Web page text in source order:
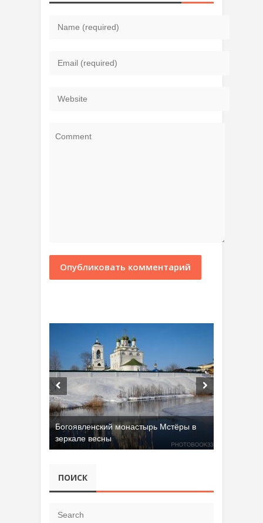
Богоявленский монастырь Мстёры в
зеркале весны
ПОИСК